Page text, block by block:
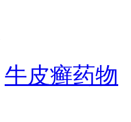
牛皮癣药物